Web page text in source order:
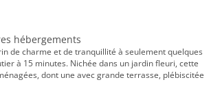
hébergements
de charme et de tranquillité à seulement quelques
à 15 minutes. Nichée dans un jardin fleuri, cette
dont une avec grande terrasse, plébiscitée